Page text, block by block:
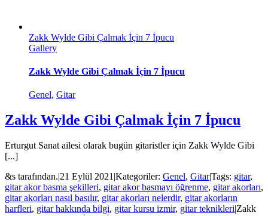
Zakk Wylde Gibi Çalmak İçin 7 İpucu
Gallery
Zakk Wylde Gibi Çalmak İçin 7 İpucu
Genel, Gitar
Zakk Wylde Gibi Çalmak İçin 7 İpucu
Erturgut Sanat ailesi olarak bugün gitaristler için Zakk Wylde Gibi
[...]
&s tarafından.|21 Eylül 2021 |Kategoriler: Genel, Gitar|Tags: gitar,
gitar akor basma şekilleri, gitar akor basmayı öğrenme, gitar akorları,
gitar akorları nasıl basılır, gitar akorları nelerdir, gitar akorların
harfleri, gitar hakkında bilgi, gitar kursu izmir, gitar teknikleri|Zakk